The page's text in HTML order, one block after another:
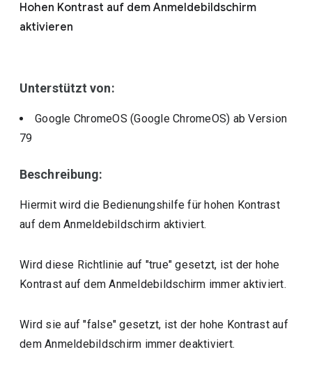
Hohen Kontrast auf dem Anmeldebildschirm
aktivieren
Unterstützt von:
Google ChromeOS (Google ChromeOS) ab Version
79
Beschreibung:
Hiermit wird die Bedienungshilfe für hohen Kontrast
auf dem Anmeldebildschirm aktiviert.
Wird diese Richtlinie auf "true" gesetzt, ist der hohe
Kontrast auf dem Anmeldebildschirm immer aktiviert.
Wird sie auf "false" gesetzt, ist der hohe Kontrast auf
dem Anmeldebildschirm immer deaktiviert.